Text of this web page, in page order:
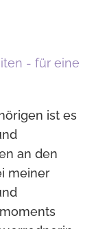
- für eine
ist es
an den
meiner